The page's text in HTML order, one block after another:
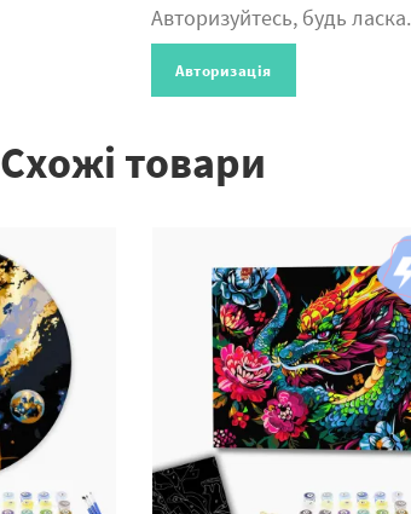
Авторизуйтесь, будь ласка.
Авторизація
Схожі товари